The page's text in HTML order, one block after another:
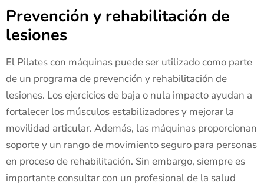
Prevención y rehabilitación de
lesiones
El Pilates con máquinas puede ser utilizado como parte
de un programa de prevención y rehabilitación de
lesiones. Los ejercicios de baja o nula impacto ayudan a
fortalecer los músculos estabilizadores y mejorar la
movilidad articular. Además, las máquinas proporcionan
soporte y un rango de movimiento seguro para personas
en proceso de rehabilitación. Sin embargo, siempre es
importante consultar con un profesional de la salud